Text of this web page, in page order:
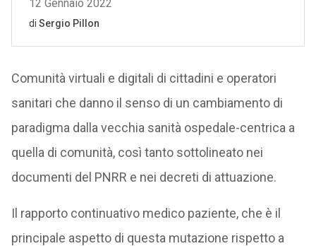
Comunità virtuali e digitali di cittadini e operatori
sanitari che danno il senso di un cambiamento di
paradigma dalla vecchia sanità ospedale-centrica a
quella di comunità, così tanto sottolineato nei
documenti del PNRR e nei decreti di attuazione.
Il rapporto continuativo medico paziente, che è il
principale aspetto di questa mutazione rispetto a